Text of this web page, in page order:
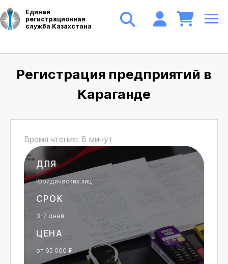
Единая
регистрационная
служба Казахстана
Регистрация предприятий в
Караганде
Время чтения: 8 минут
ДЛЯ
Юридических лиц
СРОК
3-7 дней
ЦЕНА
от 65 000 ₽